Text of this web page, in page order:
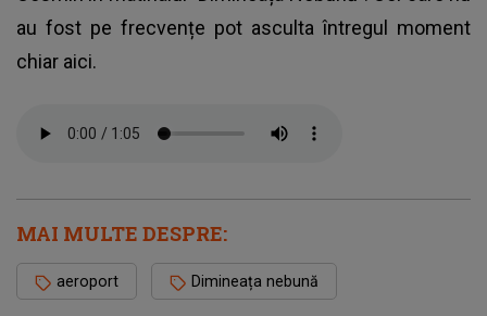
au fost pe frecvențe pot asculta întregul moment
chiar aici.
MAI MULTE DESPRE:
aeroport Dimineața nebună